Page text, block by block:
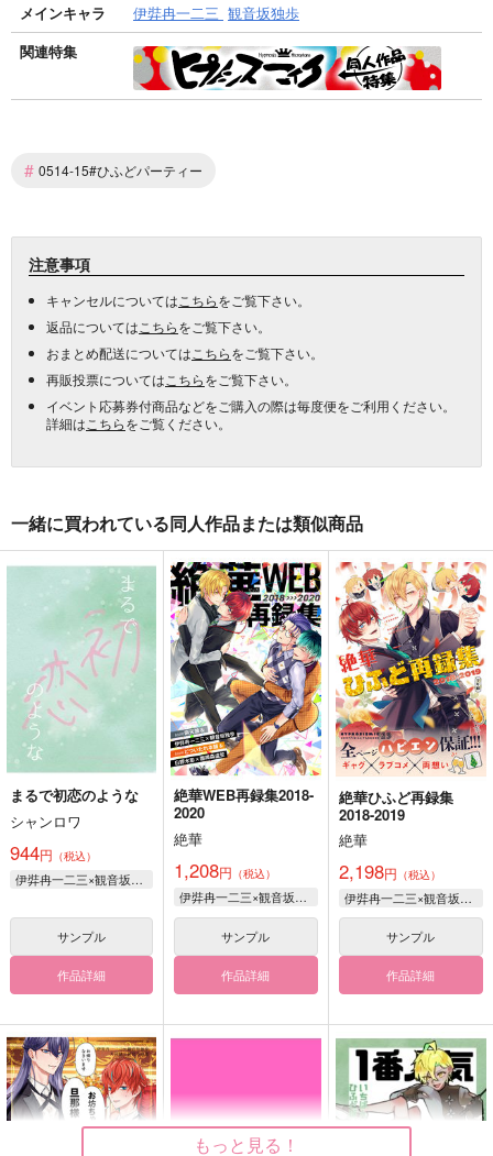
メインキャラ 伊弉冉一二三 観音坂独歩
関連特集
# 0514-15#ひふどパーティー
注意事項
キャンセルについては こちらをご覧下さい。
返品については こちらをご覧下さい。
おまとめ配送については こちらをご覧下さい。
再販投票については こちらをご覧下さい。
イベント応募券付商品などをご購入の際は毎度便をご利用ください。
詳細は こちらをご覧ください。
一緒に買われている同人作品または類似商品
まるで初恋のような
シャンロワ
944円 （税込）
伊弉冉一二三×観音坂独歩
サンプル
作品詳細
絶華WEB再録集2018-
2020
絶華
1,208円 （税込）
伊弉冉一二三×観音坂独歩
サンプル
作品詳細
絶華ひふど再録集
2018-2019
絶華
2,198円 （税込）
伊弉冉一二三×観音坂独歩
サンプル
作品詳細
もっと見る！